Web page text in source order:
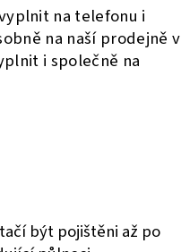
na telefonu i
na naší prodejně v
i společně na
být pojištěni až po